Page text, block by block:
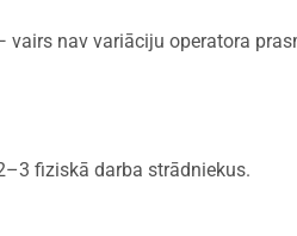
vairs nav variāciju operatora
fiziskā darba strādniekus.